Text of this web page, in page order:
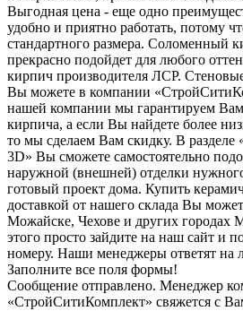
Выгодная цена - еще одно
удобно и приятно работать, потому
стандартного размера. Соломенный
прекрасно подойдет для любого
кирпич производителя ЛСР.
Вы можете в компании
нашей компании мы гарантируем
кирпича, а если Вы найдете более
то мы сделаем Вам скидку. В разделе
3D» Вы сможете самостоятельно
наружной (внешней) отделки
готовый проект дома. Купить
доставкой от нашего склада Вы
Можайске, Чехове и других городах
этого просто зайдите на наш сайт и
номеру. Наши менеджеры ответят
Заполните все поля формы!
Сообщение отправлено. Менеджер
«СтройСитиКомплект» свяжется с